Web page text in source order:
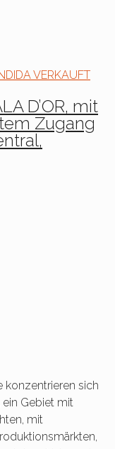
VERKAUFT
D’OR, mit
Zugang
konzentrieren sich
Gebiet mit
mit